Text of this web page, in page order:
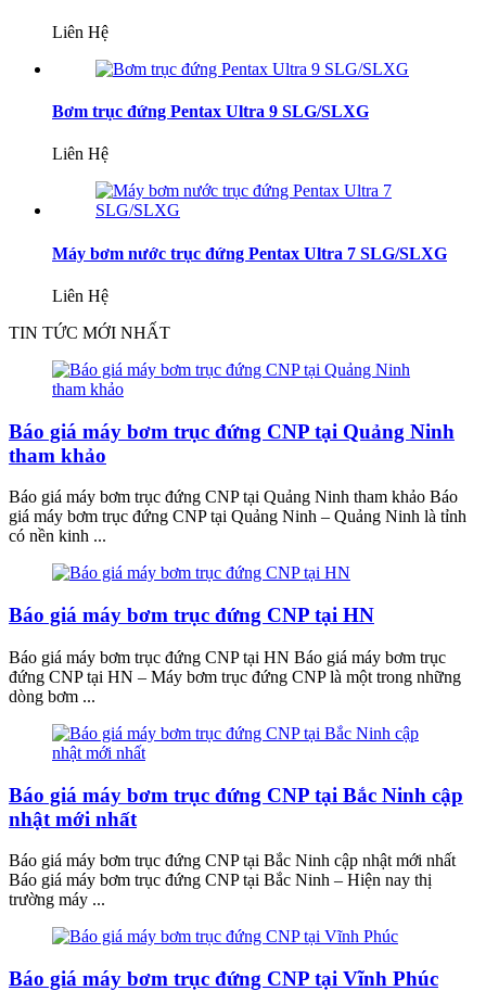
Liên Hệ
Bơm trục đứng Pentax Ultra 9 SLG/SLXG
Liên Hệ
Máy bơm nước trục đứng Pentax Ultra 7 SLG/SLXG
Liên Hệ
TIN TỨC MỚI NHẤT
Báo giá máy bơm trục đứng CNP tại Quảng Ninh
tham khảo
Báo giá máy bơm trục đứng CNP tại Quảng Ninh tham khảo Báo
giá máy bơm trục đứng CNP tại Quảng Ninh – Quảng Ninh là tỉnh
có nền kinh ...
Báo giá máy bơm trục đứng CNP tại HN
Báo giá máy bơm trục đứng CNP tại HN Báo giá máy bơm trục
đứng CNP tại HN – Máy bơm trục đứng CNP là một trong những
dòng bơm ...
Báo giá máy bơm trục đứng CNP tại Bắc Ninh cập
nhật mới nhất
Báo giá máy bơm trục đứng CNP tại Bắc Ninh cập nhật mới nhất
Báo giá máy bơm trục đứng CNP tại Bắc Ninh – Hiện nay thị
trường máy ...
Báo giá máy bơm trục đứng CNP tại Vĩnh Phúc